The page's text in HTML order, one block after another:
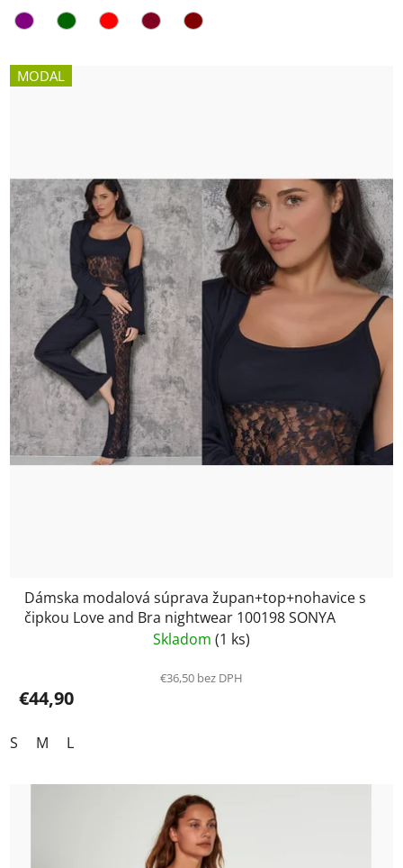
MODAL
Dámska modalová súprava župan+top+nohavice s
čipkou Love and Bra nightwear 100198 SONYA
Skladom (1 ks)
€36,50 bez DPH
€44,90
S M L